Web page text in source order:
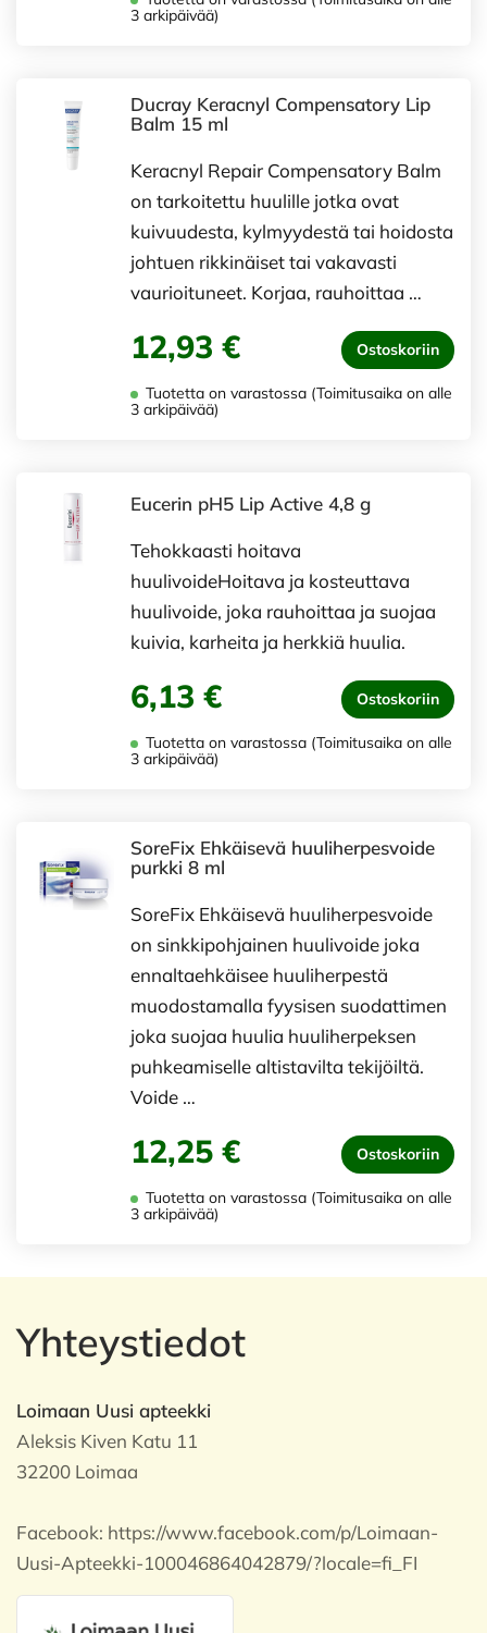
3 arkipäivää)
Ducray Keracnyl Compensatory Lip
Balm 15 ml
Keracnyl Repair Compensatory Balm
on tarkoitettu huulille jotka ovat
kuivuudesta, kylmyydestä tai hoidosta
johtuen rikkinäiset tai vakavasti
vaurioituneet. Korjaa, rauhoittaa …
12,93 € Ostoskoriin
Tuotetta on varastossa (Toimitusaika on alle
3 arkipäivää)
Eucerin pH5 Lip Active 4,8 g
Tehokkaasti hoitava
huulivoideHoitava ja kosteuttava
huulivoide, joka rauhoittaa ja suojaa
kuivia, karheita ja herkkiä huulia.
6,13 € Ostoskoriin
Tuotetta on varastossa (Toimitusaika on alle
3 arkipäivää)
SoreFix Ehkäisevä huuliherpesvoide
purkki 8 ml
SoreFix Ehkäisevä huuliherpesvoide
on sinkkipohjainen huulivoide joka
ennaltaehkäisee huuliherpestä
muodostamalla fyysisen suodattimen
joka suojaa huulia huuliherpeksen
puhkeamiselle altistavilta tekijöiltä.
Voide …
12,25 € Ostoskoriin
Tuotetta on varastossa (Toimitusaika on alle
3 arkipäivää)
Yhteystiedot
Loimaan Uusi apteekki
Aleksis Kiven Katu 11
32200 Loimaa
Facebook: https://www.facebook.com/p/Loimaan-
Uusi-Apteekki-100046864042879/?locale=fi_FI